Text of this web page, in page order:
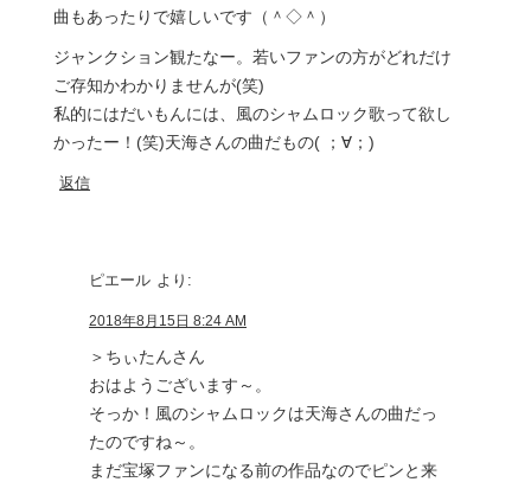
曲もあったりで嬉しいです（＾◇＾）
ジャンクション観たなー。若いファンの方がどれだけ
ご存知かわかりませんが(笑)
私的にはだいもんには、風のシャムロック歌って欲し
かったー！(笑)天海さんの曲だもの( ；∀；)
返信
ピエール より:
2018年8月15日 8:24 AM
＞ちぃたんさん
おはようございます～。
そっか！風のシャムロックは天海さんの曲だっ
たのですね～。
まだ宝塚ファンになる前の作品なのでピンと来